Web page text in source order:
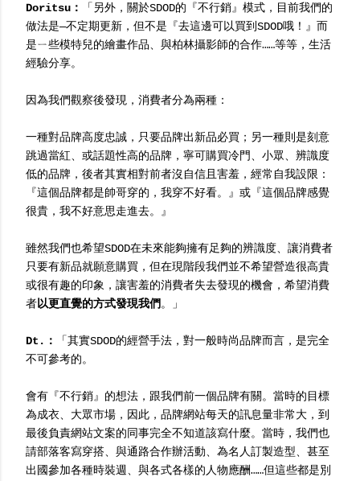
Doritsu：
「另外，關於SDOD的『不行銷』模式，目前我們的
做法是—不定期更新，但不是『去這邊可以買到SDOD哦！』而
是ㄧ些模特兒的繪畫作品、與柏林攝影師的合作……等等，生活
經驗分享。
因為我們觀察後發現，消費者分為兩種：
一種對品牌高度忠誠，只要品牌出新品必買；另一種則是刻意
跳過當紅、或話題性高的品牌，寧可購買冷門、小眾、辨識度
低的品牌，後者其實相對前者沒自信且害羞，經常自我設限：
『這個品牌都是帥哥穿的，我穿不好看。』或『這個品牌感覺
很貴，我不好意思走進去。』
雖然我們也希望SDOD在未來能夠擁有足夠的辨識度、讓消費者
只要有新品就願意購買，但在現階段我們並不希望營造很高貴
或很有趣的印象，讓害羞的消費者失去發現的機會，希望消費
者以更直覺的方式發現我們。」
Dt.：
「其實SDOD的經營手法，對一般時尚品牌而言，是完全
不可參考的。
會有『不行銷』的想法，跟我們前一個品牌有關。當時的目標
為成衣、大眾市場，因此，品牌網站每天的訊息量非常大，到
最後負責網站文案的同事完全不知道該寫什麼。當時，我們也
請部落客寫穿搭、與通路合作辦活動、為名人訂製造型、甚至
出國參加各種時裝週、與各式各樣的人物應酬……但這些都是別